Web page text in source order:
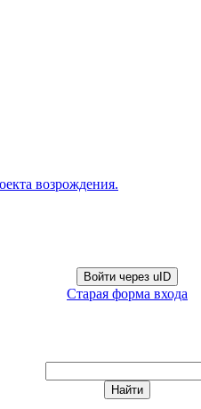
возрождения.
Войти через uID
Старая форма входа